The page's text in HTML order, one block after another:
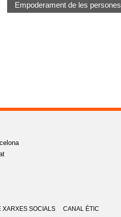
Empoderament de les persones
XARXES SOCIALS CANAL ÈTIC